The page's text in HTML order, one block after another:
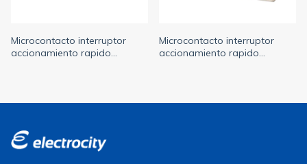
Microcontacto interruptor
accionamiento rapido
Microcontacto interruptor
accionamiento rapido